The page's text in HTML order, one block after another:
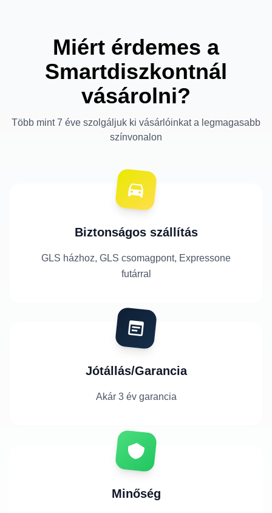
Miért érdemes a
Smartdiszkontnál
vásárolni?
Több mint 7 éve szolgáljuk ki vásárlóinkat a legmagasabb
színvonalon
Biztonságos szállítás
GLS házhoz, GLS csomagpont, Expressone
futárral
Jótállás/Garancia
Akár 3 év garancia
Minőség